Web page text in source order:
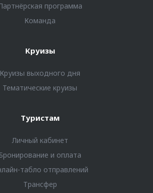
программа
Команда
Круизы
Круизы выходного дня
Тематические круизы
Туристам
Личный кабинет
Бронирование и оплата
табло отправлений
Трансфер